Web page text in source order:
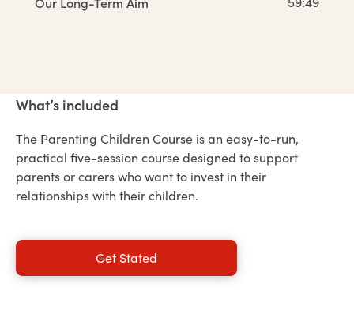
What’s included
The Parenting Children Course is an easy-to-run,
practical five-session course designed to support
parents or carers who want to invest in their
relationships with their children.
Get Stated